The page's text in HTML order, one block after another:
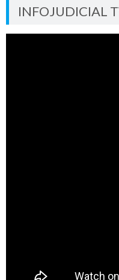
INFOJUDICIAL